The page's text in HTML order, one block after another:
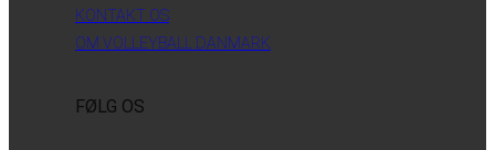
KONTAKT OS
OM VOLLEYBALL DANMARK
FØLG OS